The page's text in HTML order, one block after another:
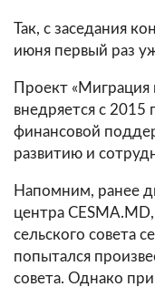
Так, с заседания
июня первый раз
Проект «Миграция
внедряется с
финансовой
развитию и
Напомним, ранее
центра
сельского совета
попытался
совета. Однако